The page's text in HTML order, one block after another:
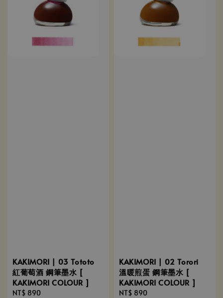
KAKIMORI | 03 Tototo
紅葡萄酒 鋼筆墨水 [
KAKIMORI COLOUR ]
Regular
NT$ 890
KAKIMORI | 02 Torori
溫暖煎蛋 鋼筆墨水 [
KAKIMORI COLOUR ]
Regular
NT$ 890